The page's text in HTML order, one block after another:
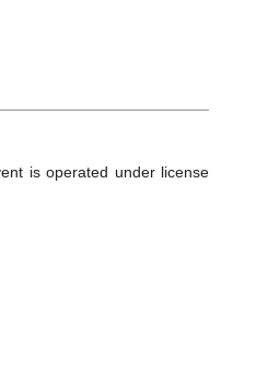
is operated under license